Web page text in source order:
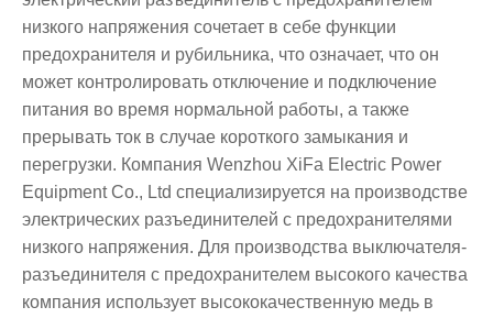
низкого напряжения сочетает в себе функции
предохранителя и рубильника, что означает, что он
может контролировать отключение и подключение
питания во время нормальной работы, а также
прерывать ток в случае короткого замыкания и
перегрузки. Компания Wenzhou XiFa Electric Power
Equipment Co., Ltd специализируется на производстве
электрических разъединителей с предохранителями
низкого напряжения. Для производства выключателя-
разъединителя с предохранителем высокого качества
компания использует высококачественную медь в